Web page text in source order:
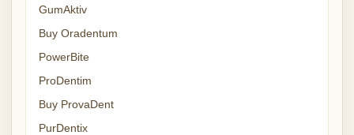
GumAktiv
Buy Oradentum
PowerBite
ProDentim
Buy ProvaDent
PurDentix